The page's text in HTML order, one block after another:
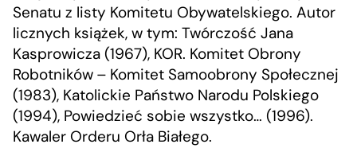
Senatu z listy Komitetu Obywatelskiego. Autor
licznych książek, w tym: Twórczość Jana
Kasprowicza (1967), KOR. Komitet Obrony
Robotników – Komitet Samoobrony Społecznej
(1983), Katolickie Państwo Narodu Polskiego
(1994), Powiedzieć sobie wszystko… (1996).
Kawaler Orderu Orła Białego.